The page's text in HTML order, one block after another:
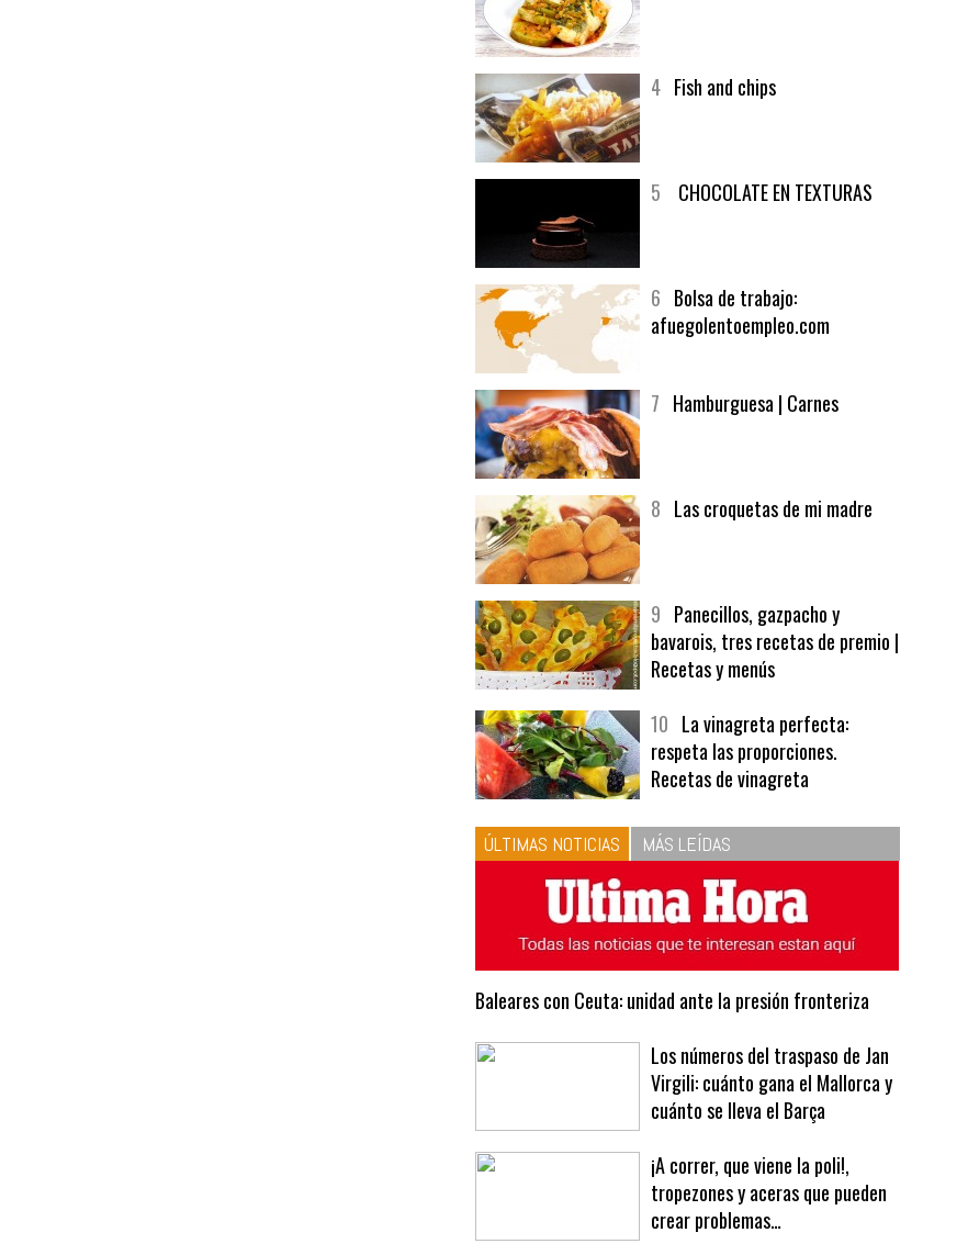
afuegolentoempleo.com
bavarois, tres recetas de premio |
Recetas y menús
respeta las proporciones.
Recetas de vinagreta
ÚLTIMAS NOTICIAS MÁS LEÍDAS
Baleares con Ceuta: unidad ante la presión fronteriza
Virgili: cuánto gana el Mallorca y
cuánto se lleva el Barça